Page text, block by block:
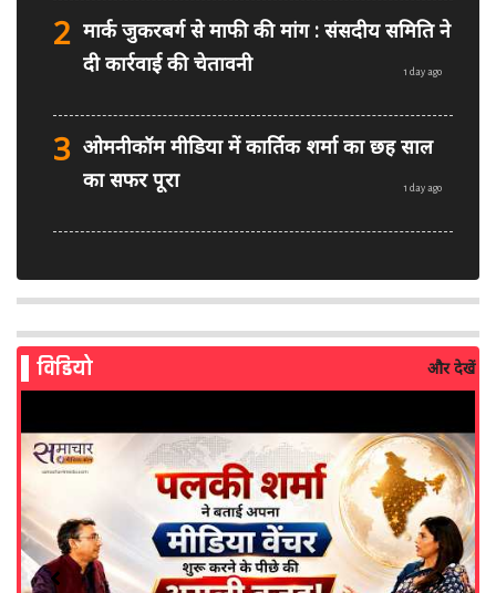
2 मार्क जुकरबर्ग से माफी की मांग : संसदीय समिति ने
दी कार्रवाई की चेतावनी
1 day ago
3 ओमनीकॉम मीडिया में कार्तिक शर्मा का छह साल
का सफर पूरा
1 day ago
मिलेगी मेटा की ग्लोबल टीम
1 day ago
5 AI से बने फर्जी पोस्ट पर LinkedIn की सख्ती:
सरकार दे रही बड़ा मौका: शॉर्ट वीडियो बनाने वाले
क्रिएटर्स जीत सकते हैं ₹5 लाख
2 weeks ago
विडियो और देखें